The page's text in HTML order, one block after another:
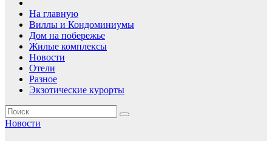
На главную
Виллы и Кондоминиумы
Дом на побережье
Жилые комплексы
Новости
Отели
Разное
Экзотические курорты
Новости